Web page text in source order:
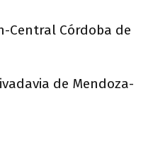
Central Córdoba de
de Mendoza-